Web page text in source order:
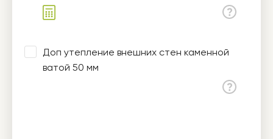
Доп утепление внешних стен каменной
ватой 50 мм